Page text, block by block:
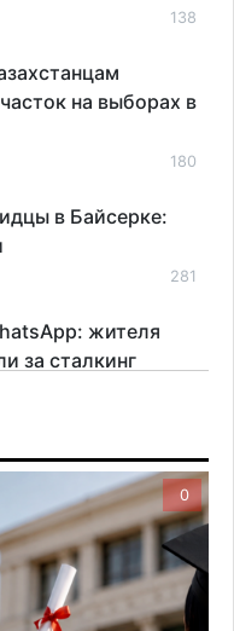
138
на выборах в
180
в Байсерке:
281
жителя
за сталкинг
Алматинской
149 компаний
167
кто получил
225
0